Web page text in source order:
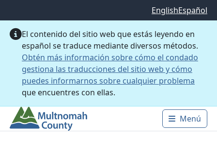
EnglishEspañol
El contenido del sitio web que estás leyendo en
español se traduce mediante diversos métodos.
Obtén más información sobre cómo el condado
gestiona las traducciones del sitio web y cómo
puedes informarnos sobre cualquier problema
que encuentres con ellas.
Main
Menú